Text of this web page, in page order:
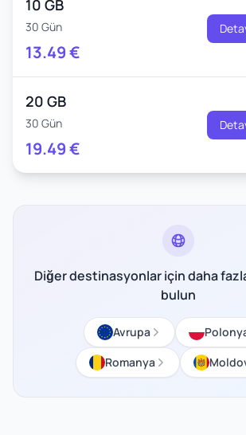
10 GB
30 Gün
13.49€
20 GB
30 Gün
19.49€
Diğer destinasyonlar için daha
bulun
Avrupa
Romanya